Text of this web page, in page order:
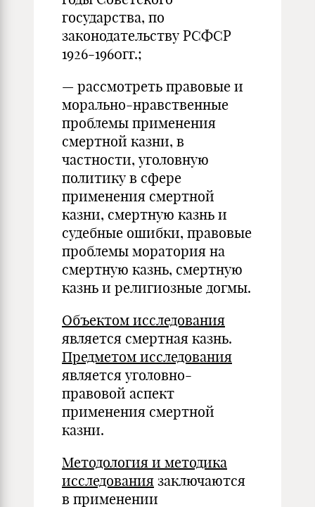
государства, по
законодательству РСФСР
1926-1960гг.;
— рассмотреть правовые и
морально-нравственные
проблемы применения
смертной казни, в
частности, уголовную
политику в сфере
применения смертной
казни, смертную казнь и
судебные ошибки, правовые
проблемы моратория на
смертную казнь, смертную
казнь и религиозные догмы.
Объектом исследования
является смертная казнь.
Предметом исследования
является уголовно-
правовой аспект
применения смертной
казни.
Методология и методика
исследования заключаются
в применении